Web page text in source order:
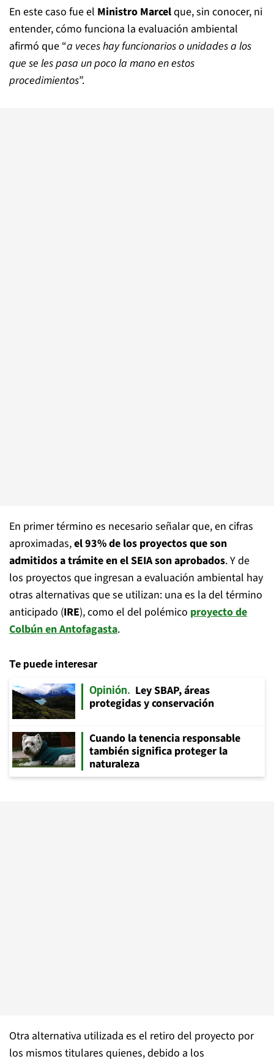
En este caso fue el Ministro Marcelque, sin conocer, ni
entender, cómo funciona la evaluación ambiental
afirmó que “a veces hay funcionarios o unidades a los
que se les pasa un poco la mano en estos
procedimientos”.
En primer término es necesario señalar que, en cifras
aproximadas,el 93% de los proyectos que son
admitidos a trámite en el SEIA son aprobados. Y de
los proyectos que ingresan a evaluación ambiental hay
otras alternativas que se utilizan: una es la del término
anticipado (IRE), como el del polémico proyecto de
Colbún en Antofagasta.
Te puede interesar
Opinión
Ley SBAP, áreas
protegidas y conservación
Cuando la tenencia responsable
también significa proteger la
naturaleza
Otra alternativa utilizada es el retiro del proyecto por
los mismos titulares quienes, debido a los